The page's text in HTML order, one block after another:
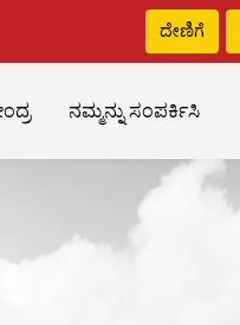
ದೇಣಿಗೆ
ನಮ್ಮನ್ನು ಸಂಪರ್ಕಿಸಿ